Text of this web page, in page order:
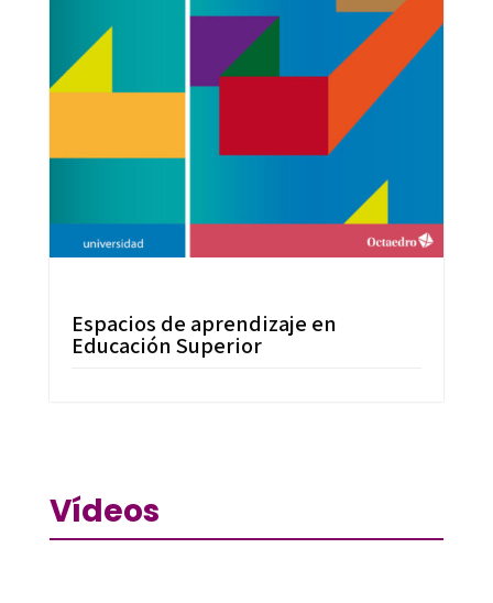
Espacios de aprendizaje en
Educación Superior
Vídeos